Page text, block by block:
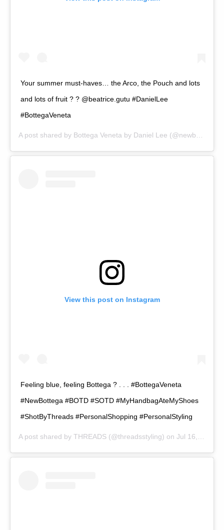
Your summer must-haves… the Arco, the Pouch and lots
and lots of fruit ? ? @beatrice.gutu #DanielLee
#BottegaVeneta
A post shared by Bottega Veneta by Daniel Lee (@newbottega) on
View this post on Instagram
Feeling blue, feeling Bottega ? . . . #BottegaVeneta
#NewBottega #BOTD #SOTD #MyHandbagAteMyShoes
#ShotByThreads #PersonalShopping #PersonalStyling
A post shared by THREADS (@threadsstyling) on Jul 16, 2019 at 2:24am PDT